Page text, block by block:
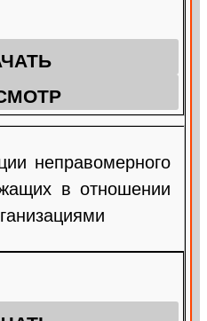
неправомерного
в отношении